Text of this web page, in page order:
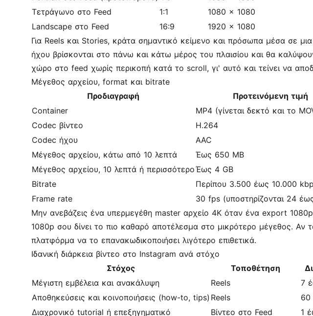
Τετράγωνο στο Feed
1:1
1080 x 1080
Landscape στο Feed
16:9
1920 x 1080
Για Reels και Stories, κράτα σημαντικό κείμενο και πρόσωπα μέσα σε
ήχου βρίσκονται στο πάνω και κάτω μέρος του πλαισίου και θα
χώρο στο feed χωρίς περικοπή κατά το scroll, γι' αυτό και τείνει να
Μέγεθος αρχείου, format και bitrate
Προδιαγραφή
Προτεινόμενη τιμή
Container
MP4 (γίνεται δεκτό και το
Codec βίντεο
H.264
Codec ήχου
AAC
Μέγεθος αρχείου, κάτω από 10 λεπτά
Έως 650 MB
Μέγεθος αρχείου, 10 λεπτά ή περισσότεροΈως 4 GB
Bitrate
Περίπου 3.500 έως 10.000
Frame rate
30 fps (υποστηρίζονται 24
Μην ανεβάζεις ένα υπερμεγέθη master αρχείο 4K όταν ένα export
1080p σου δίνει το πιο καθαρό αποτέλεσμα στο μικρότερο μέγεθος. Αν
πλατφόρμα να το επανακωδικοποιήσει λιγότερο επιθετικά.
Ιδανική διάρκεια βίντεο στο Instagram ανά στόχο
Στόχος
Τοποθέτηση
Μέγιστη εμβέλεια και ανακάλυψη
Reels
7
Αποθηκεύσεις και κοινοποιήσεις (how-to, tips) Reels
60
Διαχρονικό tutorial ή επεξηγηματικό
Βίντεο στο Feed
1